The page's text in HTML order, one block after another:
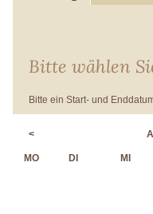
Bitte wählen
Bitte ein Start- und
<
MO DI MI